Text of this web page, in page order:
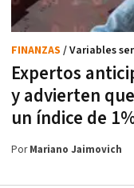
Expertos
y advierten
un índice de
FINANZAS / Variables
PorMariano Jaimovich